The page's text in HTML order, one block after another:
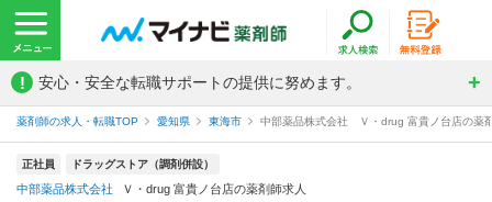
! 安心・安全な転職サポートの提供に努めます。
薬剤師の求人・転職TOP 愛知県 東海市 中部薬品株式会社 Ｖ・drug 富貴ノ台店の薬
正社員 ドラッグストア（調剤併設）
中部薬品株式会社 Ｖ・drug 富貴ノ台店の薬剤師求人